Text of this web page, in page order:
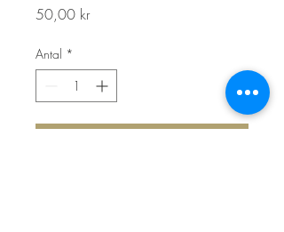
50,00 krPris
Antal *